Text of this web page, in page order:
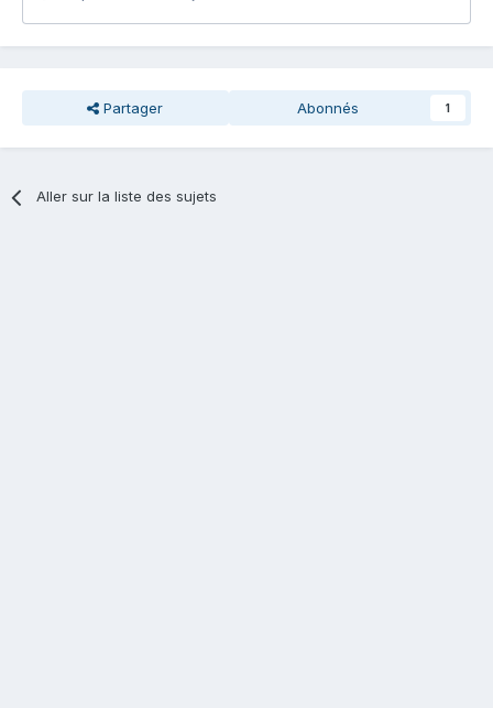
Partager Abonnés 1
Aller sur la liste des sujets